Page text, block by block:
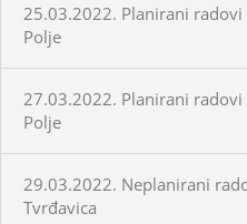
25.03.2022. Planirani
Polje
27.03.2022. Planirani
Polje
29.03.2022. Neplanirani
Tvrđavica